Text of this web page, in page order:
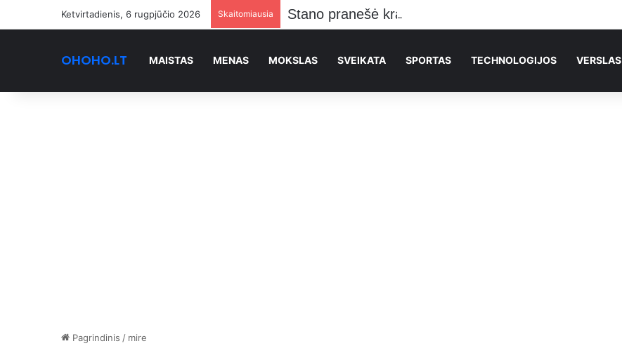
Ketvirtadienis, 6 rugpjūčio 2026 Skaitomiausia Stano pranešė kraupią žinią Vilniečiams
OHOHO.LT MAISTAS MENAS MOKSLAS SVEIKATA SPORTAS TECHNOLOGIJOS VERSLAS
Pagrindinis / mire